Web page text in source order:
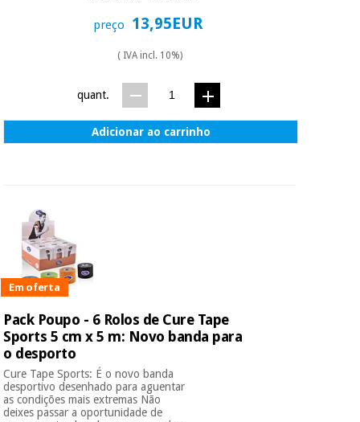
preço 13,95EUR
( IVA incl. 10%)
quant.
Adicionar ao carrinho
Em oferta
Pack Poupo - 6 Rolos de Cure Tape
Sports 5 cm x 5 m: Novo banda para
o desporto
Cure Tape Sports: É o novo banda
desportivo desenhado para aguentar
as condições mais extremas Não
deixes passar a oportunidade de